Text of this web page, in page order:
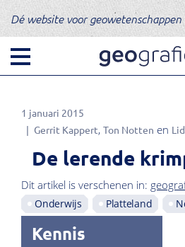
Dé website voor
1 januari 2015
Gerrit Kappert Ton Notten
De lerende
Dit artikel is verschenen in:
Onderwijs Platteland
Kennis